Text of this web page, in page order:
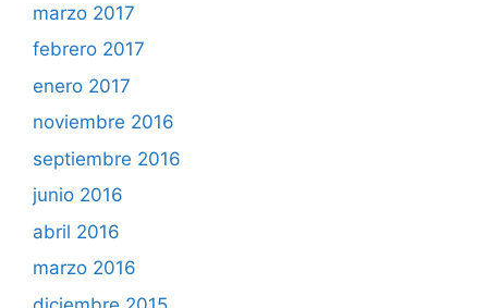
marzo 2017
febrero 2017
enero 2017
noviembre 2016
septiembre 2016
junio 2016
abril 2016
marzo 2016